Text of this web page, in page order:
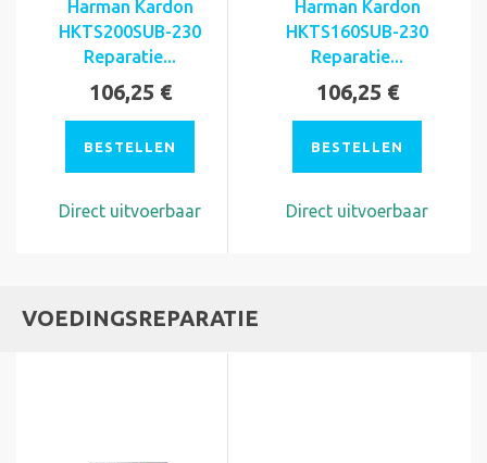
Harman Kardon
HKTS200SUB-230
Reparatie...
106,25 €
BESTELLEN
Direct uitvoerbaar
Harman Kardon
HKTS160SUB-230
Reparatie...
106,25 €
BESTELLEN
Direct uitvoerbaar
VOEDINGSREPARATIE